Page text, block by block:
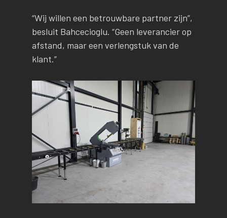
“Wij willen een betrouwbare partner zijn”,
besluit Bahcecioglu. “Geen leverancier op
afstand, maar een verlengstuk van de
klant.”